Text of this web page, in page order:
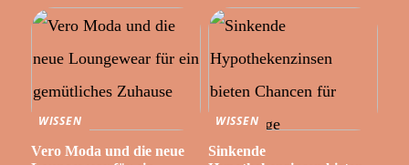
WISSEN
Vero Moda und die neue
WISSEN
Sinkende